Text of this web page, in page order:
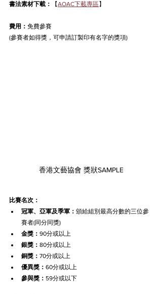
書法素材下載： 【AOAC下載專區 】
費用： 免費參賽
(參賽者如得獎，可申請訂製印有名字的獎項)
香港文藝協會 獎狀SAMPLE
比賽名次：
冠軍、亞軍及季軍： 頒給組別最高分數的三位參
賽者(同分同獎)
金獎： 90分或以上
銀獎： 80分或以上
銅獎： 70分或以上
優異獎： 60分或以上
參與獎： 59分或以下